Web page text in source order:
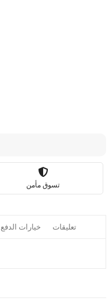
تسوق مأمن
خيارات الدفع تعليقات